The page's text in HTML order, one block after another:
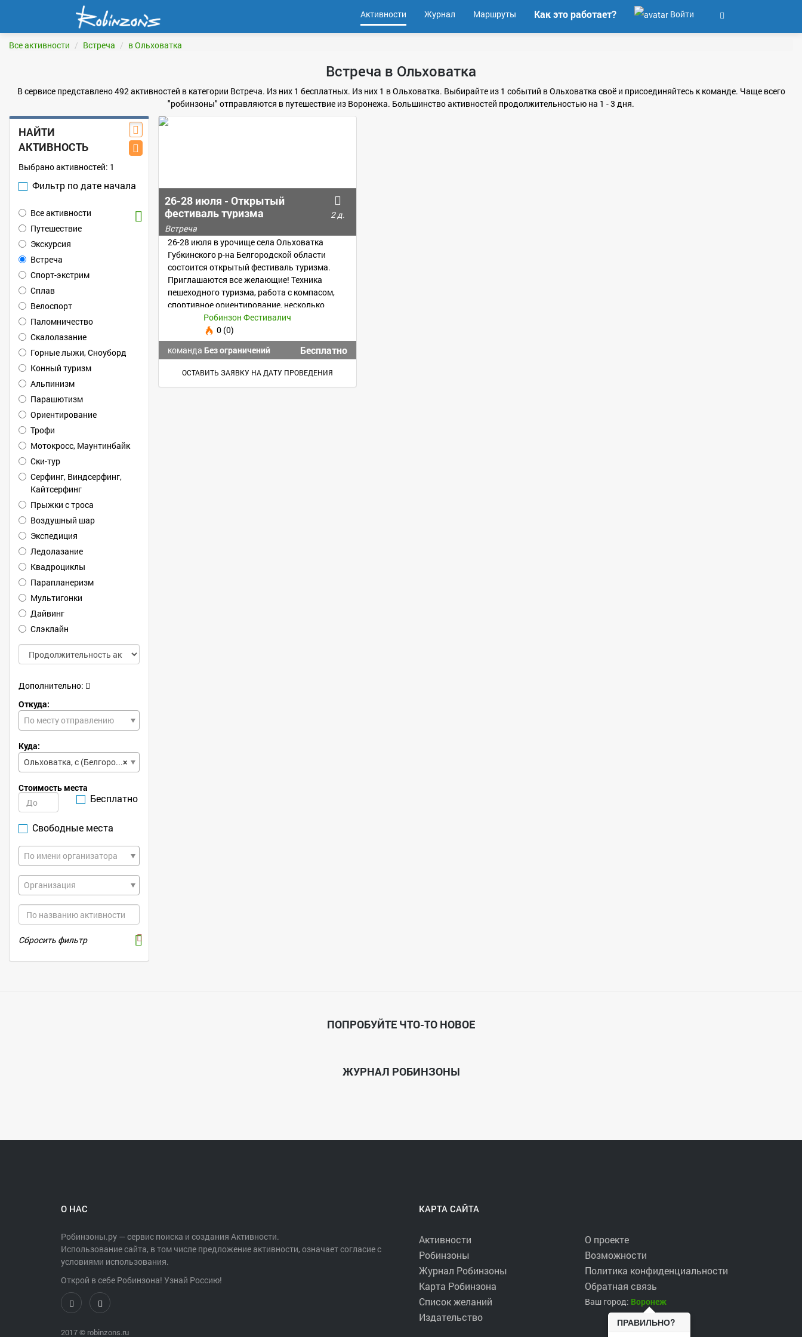
Активности Журнал Маршруты Как это работает? Войти
Все активности Встреча в Ольховатка
Встреча в Ольховатка
В сервисе представлено 492 активностей в категории Встреча. Из них 1 бесплатных. Из них 1 в Ольховатка. Выбирайте из 1 событий в Ольховатка своё и присоединяйтесь к команде. Чаще всего
"робинзоны" отправляются в путешествие из Воронежа. Большинство активностей продолжительностью на 1 - 3 дня.
НАЙТИ
АКТИВНОСТЬ
Выбрано активностей: 1
Фильтр по дате начала
Все активности
Путешествие
Экскурсия
Встреча
Спорт-экстрим
Сплав
Велоспорт
Паломничество
Скалолазание
Горные лыжи, Сноуборд
Конный туризм
Альпинизм
Парашютизм
Ориентирование
Трофи
Мотокросс, Маунтинбайк
Ски-тур
Серфинг, Виндсерфинг,
Кайтсерфинг
Прыжки с троса
Воздушный шар
Экспедиция
Ледолазание
Квадроциклы
Парапланеризм
Мультигонки
Дайвинг
Слэклайн
Дополнительно:
Откуда:
По месту отправлению
Куда:
×
Ольховатка, с (Белгородская, обл)
Стоимость места
Бесплатно
Свободные места
По имени организатора
Организация
Сбросить фильтр
26-28 июля - Открытый
фестиваль туризма
2 д.
Встреча
26-28 июля в урочище села Ольховатка
Губкинского р-на Белгородской области
состоится открытый фестиваль туризма.
Приглашаются все желающие! Техника
пешеходного туризма, работа с компасом,
спортивное ориентирование, несколько
полос препятствий
Робинзон Фестивалич
0 (0)
команда Без ограничений Бесплатно
ОСТАВИТЬ ЗАЯВКУ НА ДАТУ ПРОВЕДЕНИЯ
ПОПРОБУЙТЕ ЧТО-ТО НОВОЕ
ЖУРНАЛ РОБИНЗОНЫ
О НАС
Робинзоны.ру — сервис поиска и создания Активности.
Использование сайта, в том числе предложение активности, означает согласие с
условиями использования.
Открой в себе Робинзона! Узнай Россию!
КАРТА САЙТА
Активности
Робинзоны
Журнал Робинзоны
Карта Робинзона
Список желаний
Издательство
О проекте
Возможности
Политика конфиденциальности
Обратная связь
Ваш город: Воронеж
ПРАВИЛЬНО?
2017 © robinzons.ru